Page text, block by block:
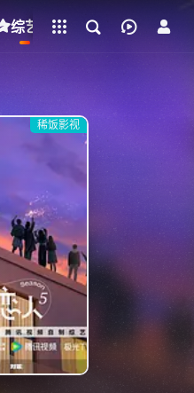
综艺 动漫 短剧
稀饭影视